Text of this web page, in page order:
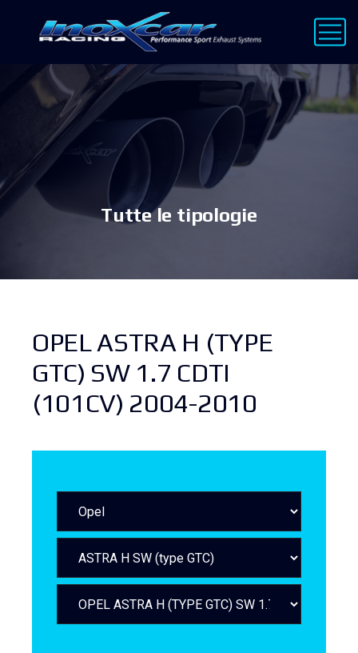
Tutte le tipologie
OPEL ASTRA H (TYPE
GTC) SW 1.7 CDTI
(101CV) 2004-2010